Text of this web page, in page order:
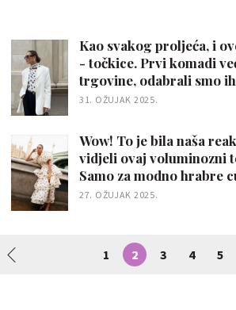
Kao svakog proljeća, i
- točkice. Prvi komadi
trgovine, odabrali smo ih
31. OŽUJAK 2025.
Wow! To je bila naša
vidjeli ovaj voluminozni
Samo za modno hrabre
27. OŽUJAK 2025.
1 2 3 4 5